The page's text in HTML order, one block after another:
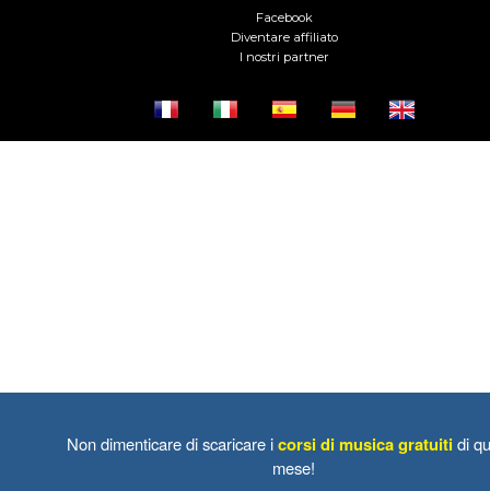
Facebook
Diventare affiliato
I nostri partner
Non dimenticare di scaricare icorsi di musica gratuiti di
mese!